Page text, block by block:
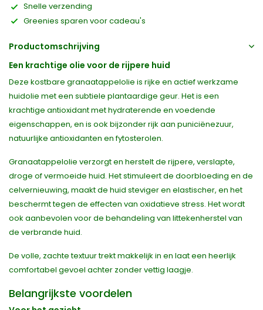
Snelle verzending
Greenies sparen voor cadeau's
Productomschrijving
Een krachtige olie voor de rijpere huid
Deze kostbare granaatappelolie is rijke en actief werkzame
huidolie met een subtiele plantaardige geur. Het is een
krachtige antioxidant met hydraterende en voedende
eigenschappen, en is ook bijzonder rijk aan puniciënezuur,
natuurlijke antioxidanten en fytosterolen.
Granaatappelolie verzorgt en herstelt de rijpere, verslapte,
droge of vermoeide huid. Het stimuleert de doorbloeding en de
celvernieuwing, maakt de huid steviger en elastischer, en het
beschermt tegen de effecten van oxidatieve stress. Het wordt
ook aanbevolen voor de behandeling van littekenherstel van
de verbrande huid.
De volle, zachte textuur trekt makkelijk in en laat een heerlijk
comfortabel gevoel achter zonder vettig laagje.
Belangrijkste voordelen